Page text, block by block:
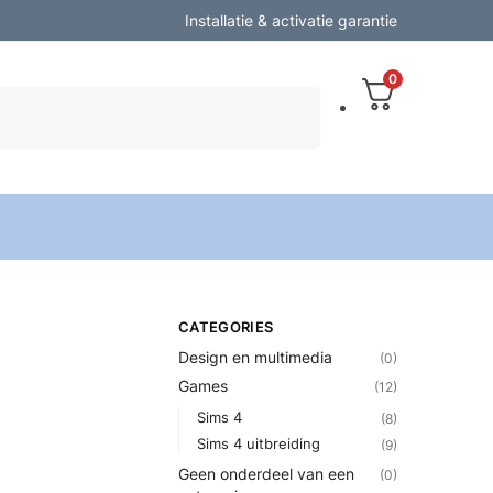
Installatie & activatie garantie
0
CATEGORIES
Design en multimedia (0)
Games (12)
Sims 4 (8)
Sims 4 uitbreiding (9)
Geen onderdeel van een
(0)